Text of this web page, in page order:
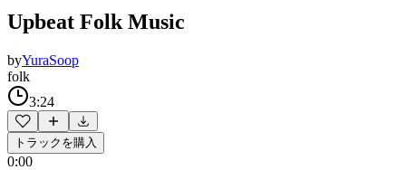
Upbeat Folk Music
byYuraSoop
folk
3:24
トラックを購入
0:00